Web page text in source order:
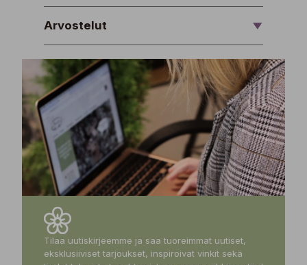
Arvostelut
Tilaa uutiskirjeemme ja saa tuoreimmat uutiset,
eksklusiiviset tarjoukset, inspiroivat vinkit sekä